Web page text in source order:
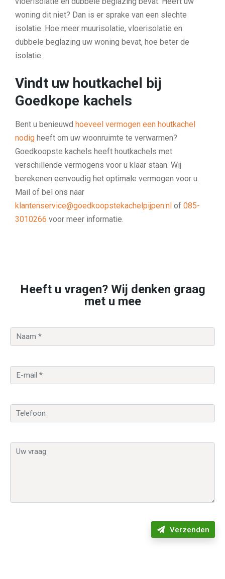
woning dit niet? Dan is er sprake van een slechte
isolatie. Hoe meer muurisolatie, vloerisolatie en
dubbele beglazing uw woning bevat, hoe beter de
isolatie.
Vindt uw houtkachel bij
Goedkope kachels
Bent u benieuwd hoeveel vermogen een houtkachel
nodig heeft om uw woonruimte te verwarmen?
Goedkoopste kachels heeft houtkachels met
verschillende vermogens voor u klaar staan. Wij
berekenen eenvoudig het optimale vermogen voor u.
Mail of bel ons naar
klantenservice@goedkoopstekachelpijpen.nl of 085-
3010266 voor meer informatie.
Heeft u vragen? Wij denken graag
met u mee
Verzenden